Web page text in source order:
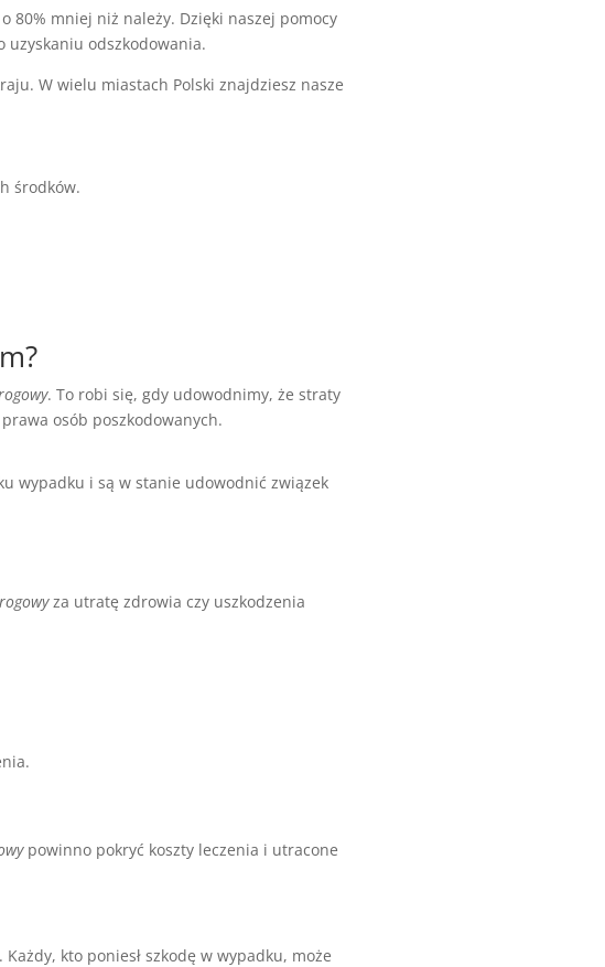
80% mniej niż należy. Dzięki naszej pomocy
uzyskaniu odszkodowania.
W wielu miastach Polski znajdziesz nasze
środków.
. To robi się, gdy udowodnimy, że straty
osób poszkodowanych.
wypadku i są w stanie udowodnić związek
za utratę zdrowia czy uszkodzenia
powinno pokryć koszty leczenia i utracone
kto poniesł szkodę w wypadku, może